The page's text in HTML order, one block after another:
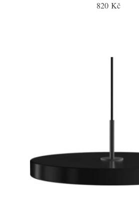
820 Kč